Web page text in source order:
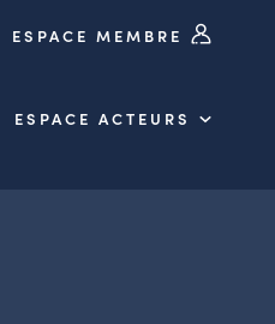
ESPACE MEMBRE
ESPACE ACTEURS